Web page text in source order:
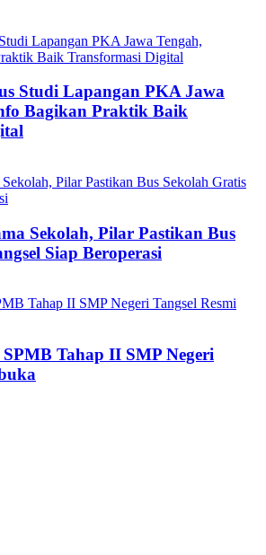
Studi Lapangan PKA Jawa
Bagikan Praktik Baik
Sekolah, Pilar Pastikan Bus
Siap Beroperasi
Tahap II SMP Negeri